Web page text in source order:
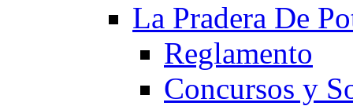
La Pradera De
Reglamento
Concursos y